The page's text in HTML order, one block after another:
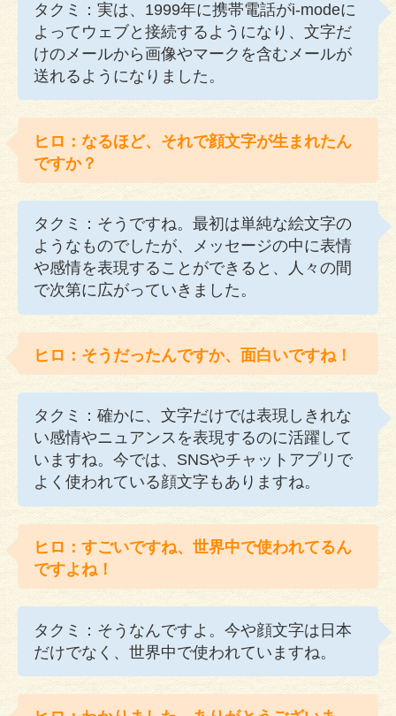
タクミ：実は、1999年に携帯電話がi-modeに
よってウェブと接続するようになり、文字だ
けのメールから画像やマークを含むメールが
送れるようになりました。
ヒロ：なるほど、それで顔文字が生まれたん
ですか？
タクミ：そうですね。最初は単純な絵文字の
ようなものでしたが、メッセージの中に表情
や感情を表現することができると、人々の間
で次第に広がっていきました。
ヒロ：そうだったんですか、面白いですね！
タクミ：確かに、文字だけでは表現しきれな
い感情やニュアンスを表現するのに活躍して
いますね。今では、SNSやチャットアプリで
よく使われている顔文字もありますね。
ヒロ：すごいですね、世界中で使われてるん
ですよね！
タクミ：そうなんですよ。今や顔文字は日本
だけでなく、世界中で使われていますね。